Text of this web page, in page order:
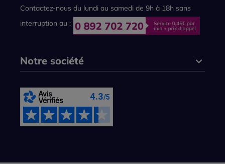
Contactez-nous du lundi au samedi de 9h à 18h sans
interruption au :
Notre société